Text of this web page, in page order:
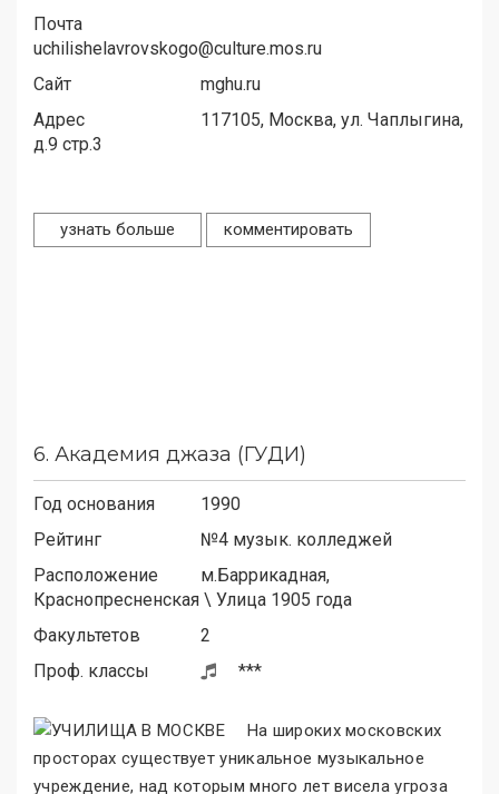
Почта
uchilishelavrovskogo@culture.mos.ru
Сайт
mghu.ru
Адрес
117105, Москва, ул. Чаплыгина,
д.9 стр.3
узнать больше комментировать
6. Академия джаза (ГУДИ)
Год основания
1990
Рейтинг
№4 музык. колледжей
Расположение
м.Баррикадная,
Краснопресненская \ Улица 1905 года
Факультетов
2
Проф. классы
***
На широких московских
просторах существует уникальное музыкальное
учреждение, над которым много лет висела угроза